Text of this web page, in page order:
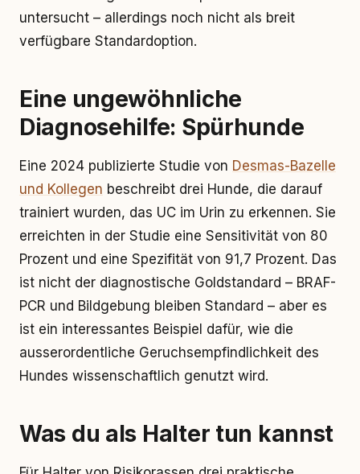
untersucht – allerdings noch nicht als breit
verfügbare Standardoption.
Eine ungewöhnliche
Diagnosehilfe: Spürhunde
Eine 2024 publizierte Studie von Desmas-Bazelle
und Kollegen beschreibt drei Hunde, die darauf
trainiert wurden, das UC im Urin zu erkennen. Sie
erreichten in der Studie eine Sensitivität von 80
Prozent und eine Spezifität von 91,7 Prozent. Das
ist nicht der diagnostische Goldstandard – BRAF-
PCR und Bildgebung bleiben Standard – aber es
ist ein interessantes Beispiel dafür, wie die
ausserordentliche Geruchsempfindlichkeit des
Hundes wissenschaftlich genutzt wird.
Was du als Halter tun kannst